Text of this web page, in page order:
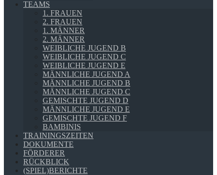
TEAMS
1. FRAUEN
2. FRAUEN
1. MÄNNER
2. MÄNNER
WEIBLICHE JUGEND B
WEIBLICHE JUGEND C
WEIBLICHE JUGEND E
MÄNNLICHE JUGEND A
MÄNNLICHE JUGEND B
MÄNNLICHE JUGEND C
GEMISCHTE JUGEND D
MÄNNLICHE JUGEND E
GEMISCHTE JUGEND F
BAMBINIS
TRAININGSZEITEN
DOKUMENTE
FÖRDERER
RÜCKBLICK
(SPIEL)BERICHTE